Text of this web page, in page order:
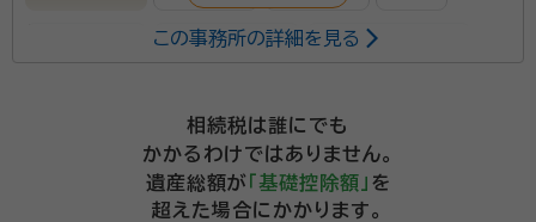
オンライン面談可 女性スタッフ対応可
浜田 勇毅（はまだ ゆうき）
税理士（代表）・行政書士
平成 元年 秋田県秋田市に生まれる 令和 元年 税理士 登録
（登録番号 第141597号） 令和 2年 行政書士 登録（登録番号 第
この事務所の詳細を見る
相続税は誰にでも
かかるわけではありません。
遺産総額が 「基礎控除額」 を
超えた場合にかかります。